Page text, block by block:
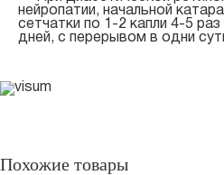
нейропатии, начальной
сетчатки по 1-2 капли 4-5
дней, с перерывом в одни
Похожие товары